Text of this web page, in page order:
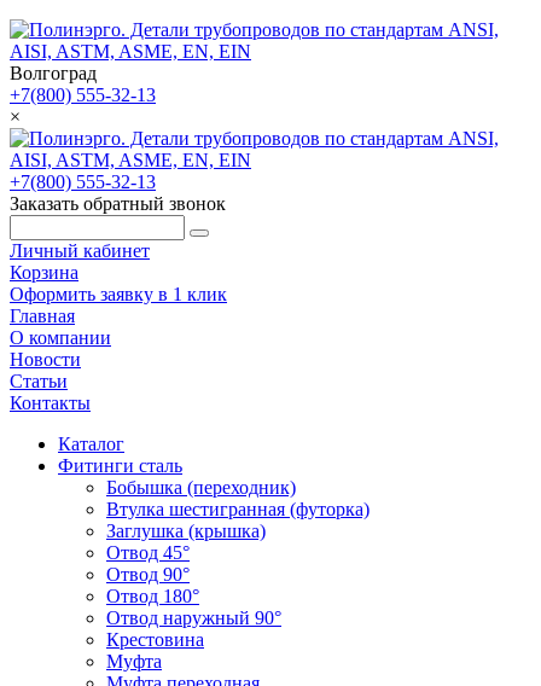
Волгоград
+7(800) 555-32-13
×
+7(800) 555-32-13
Заказать обратный звонок
Личный кабинет
Корзина
Оформить заявку в 1 клик
Главная
О компании
Новости
Статьи
Контакты
Каталог
Фитинги сталь
Бобышка (переходник)
Втулка шестигранная (футорка)
Заглушка (крышка)
Отвод 45°
Отвод 90°
Отвод 180°
Отвод наружный 90°
Крестовина
Муфта